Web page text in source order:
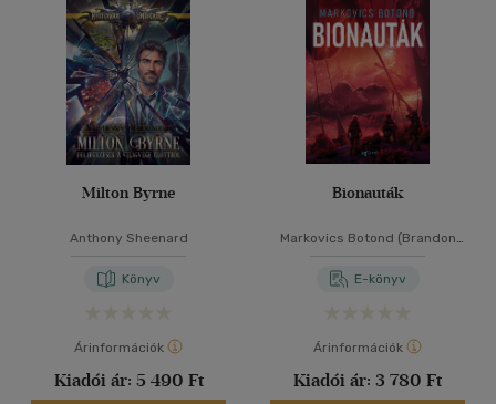
Milton Byrne
Anthony Sheenard
Könyv
Árinformációk
Kiadói ár: 5 490 Ft
Bionauták
Markovics Botond (Brandon
E-könyv
Árinformációk
Kiadói ár: 3 780 Ft